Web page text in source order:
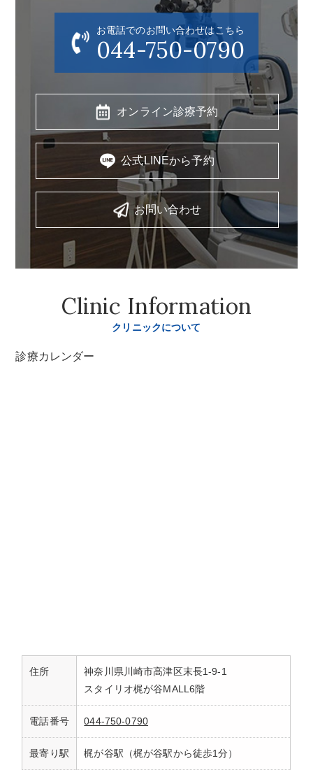
お電話でのお問い合わせはこちら
044-750-0790
オンライン診療予約
公式LINEから予約
お問い合わせ
Clinic Information
クリニックについて
診療カレンダー
住所
神奈川県川崎市高津区末長1-9-1
スタイリオ梶が谷MALL6階
電話番号 044-750-0790
最寄り駅 梶が谷駅（梶が谷駅から徒歩1分）